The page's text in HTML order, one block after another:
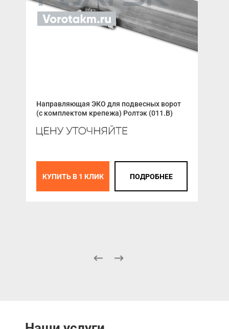
Направляющая ЭКО для подвесных ворот
(с комплектом крепежа) Ролтэк (011.В)
КУПИТЬ В 1 КЛИК ПОДРОБНЕЕ